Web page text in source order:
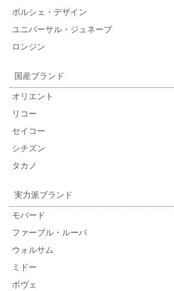
ポルシェ・デザイン
ユニバーサル・ジュネーブ
ロンジン
国産ブランド
オリエント
リコー
セイコー
シチズン
タカノ
実力派ブランド
モバード
ファーブル・ルーバ
ウォルサム
ミドー
ボヴェ